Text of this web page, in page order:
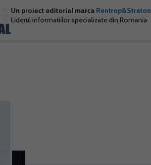
Un proiect editorial marca Rentrop&Straton
Liderul informatiilor specializate din Romania